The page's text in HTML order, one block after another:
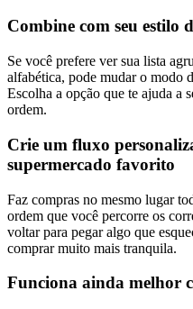
Combine com seu estilo
Se você prefere ver sua lista
alfabética, pode mudar o modo
Escolha a opção que te ajuda a
ordem.
Crie um fluxo
supermercado favorito
Faz compras no mesmo lugar
ordem que você percorre os
voltar para pegar algo que
comprar muito mais tranquila.
Funciona ainda melhor